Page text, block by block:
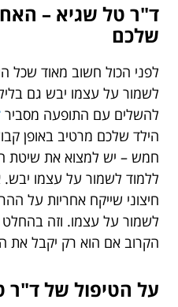
ד"ר טל שגיא –
שלכם
לפני הכול חשוב מאוד שכל
לשמור על עצמו יבש גם
להשלים עם התופעה מסביר
הילד שלכם מרטיב באופן
חמש – יש למצוא את שיטת
ללמוד לשמור על עצמו יבש.
חיצוני שייקח אחריות על
לשמור על עצמו. וזה
הקרוב אם הוא רק יקבל את
על הטיפול של ד"ר